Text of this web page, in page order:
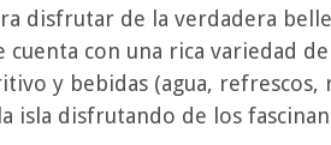
disfrutar de la verdadera
con una rica variedad
y bebidas (agua,
isla disfrutando de los